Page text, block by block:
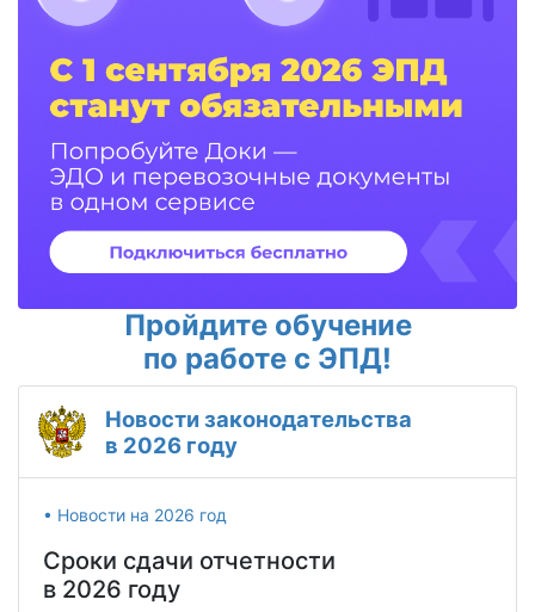
Пройдите обучение
по работе с ЭПД!
Новости законодательства
в 2026 году
• Новости на 2026 год
Сроки сдачи отчетности
в 2026 году